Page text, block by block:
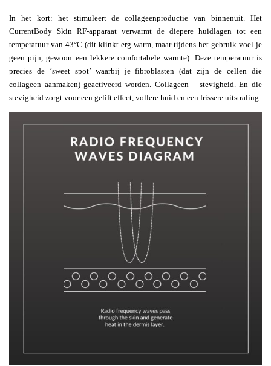
In het kort: het stimuleert de collageenproductie van binnenuit. Het
CurrentBody Skin RF-apparaat verwarmt de diepere huidlagen tot een
temperatuur van 43°C (dit klinkt erg warm, maar tijdens het gebruik voel je
geen pijn, gewoon een lekkere comfortabele warmte). Deze temperatuur is
precies de ‘sweet spot’ waarbij je fibroblasten (dat zijn de cellen die
collageen aanmaken) geactiveerd worden. Collageen = stevigheid. En die
stevigheid zorgt voor een gelift effect, vollere huid en een frissere uitstraling.